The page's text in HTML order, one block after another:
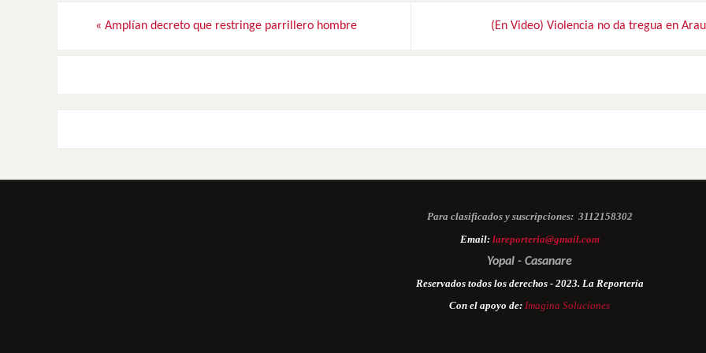
« Amplían decreto que restringe parrillero hombre (En Video) Violencia no da tregua en
Para clasificados y suscripciones: 3112158302
Email: lareporteria@gmail.com
Yopal - Casanare
Reservados todos los derechos - 2023. La Reportería
Con el apoyo de: Imagina Soluciones